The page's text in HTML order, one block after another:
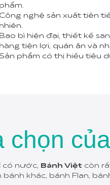
phẩm.
Công nghệ sản xuất tiên
nhiên.
Bao bì hiện đại, thiết kế
hàng tiện lợi, quán ăn và
phẩm có thị hiếu tiêu
chọn
có nước, Bánh Việt còn
bánh khác, bánh Flan,